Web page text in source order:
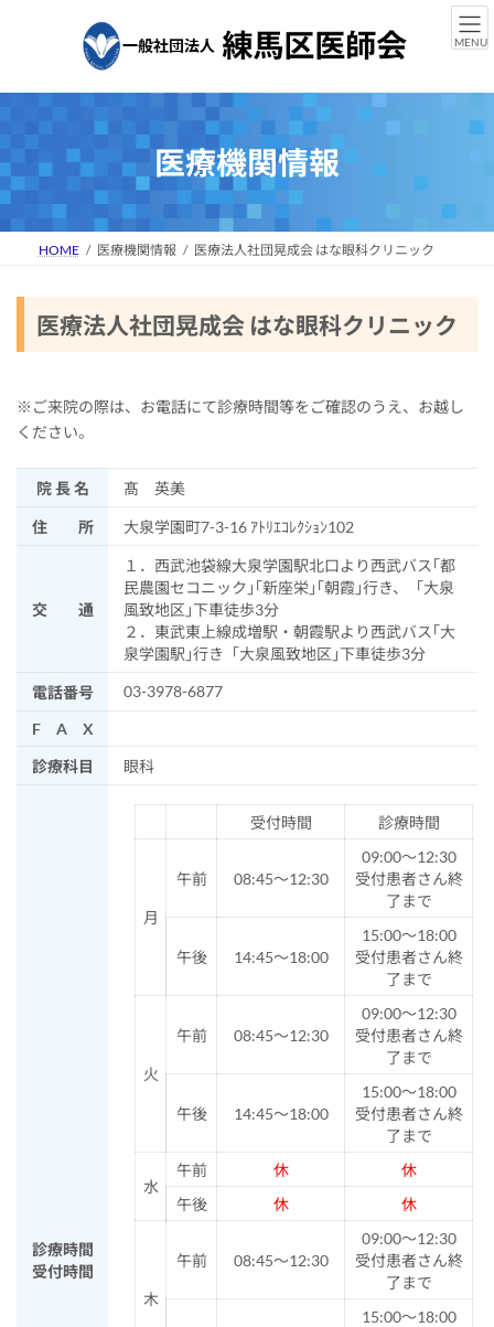
ツ
キ
ッ
プ
シ
に
移
動
医療機関情報
HOME 医療機関情報 医療法人社団晃成会 はな眼科クリニック
医療法人社団晃成会 はな眼科クリニック
※ご来院の際は、お電話にて診療時間等をご確認のうえ、お越し
ください。
院 長 名 髙 英美
住 所 大泉学園町7-3-16 ｱﾄﾘｴｺﾚｸｼｮﾝ102
交 通
１．西武池袋線大泉学園駅北口より西武バス｢都
民農園セコニック｣｢新座栄｣｢朝霞｣行き、「大泉
風致地区｣下車徒歩3分
２．東武東上線成増駅・朝霞駅より西武バス｢大
泉学園駅｣行き「大泉風致地区｣下車徒歩3分
電話番号
03-3978-6877
F A X
診療科目
眼科
診療時間
受付時間
受付時間 診療時間
月
午前 08:45～12:30
09:00～12:30
受付患者さん終
了まで
午後 14:45～18:00
15:00～18:00
受付患者さん終
了まで
火
午前 08:45～12:30
09:00～12:30
受付患者さん終
了まで
午後 14:45～18:00
15:00～18:00
受付患者さん終
了まで
水
午前 休
休
午後
休 休
木
午前 08:45～12:30
09:00～12:30
受付患者さん終
了まで
15:00～18:00
MENU